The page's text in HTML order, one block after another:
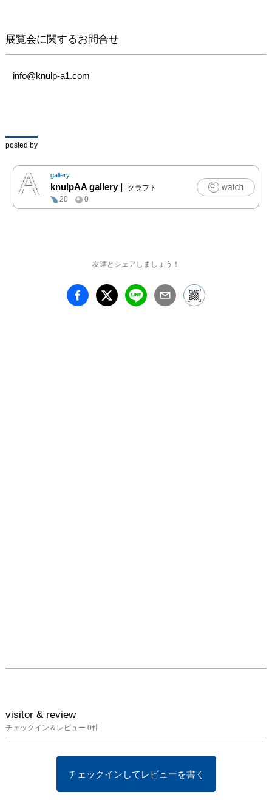
展覧会に関するお問合せ
info@knulp-a1.com
posted by
gallery
knulpAA gallery|
クラフト
20
0
友達とシェアしましょう！
visitor & review
チェックイン＆レビュー 0件
チェックインしてレビューを書く